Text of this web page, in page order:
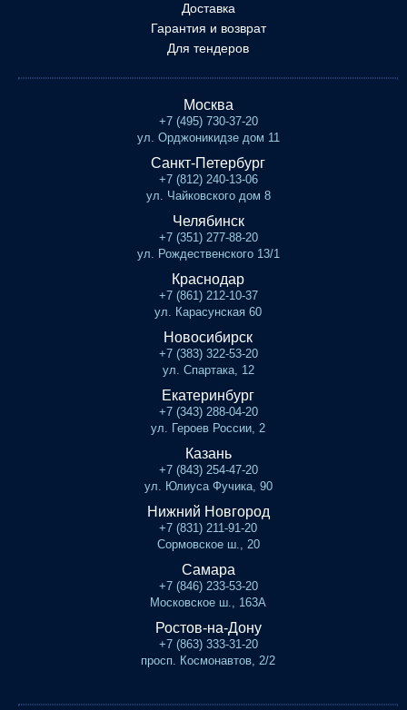
Доставка
Гарантия и возврат
Для тендеров
Москва
+7 (495) 730-37-20
ул. Орджоникидзе дом 11
Санкт-Петербург
+7 (812) 240-13-06
ул. Чайковского дом 8
Челябинск
+7 (351) 277-88-20
ул. Рождественского 13/1
Краснодар
+7 (861) 212-10-37
ул. Карасунская 60
Новосибирск
+7 (383) 322-53-20
ул. Спартака, 12
Екатеринбург
+7 (343) 288-04-20
ул. Героев России, 2
Казань
+7 (843) 254-47-20
ул. Юлиуса Фучика, 90
Нижний Новгород
+7 (831) 211-91-20
Сормовское ш., 20
Самара
+7 (846) 233-53-20
Московское ш., 163А
Ростов-на-Дону
+7 (863) 333-31-20
просп. Космонавтов, 2/2